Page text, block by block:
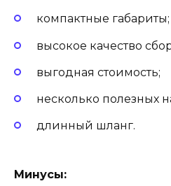
компактные габариты;
высокое качество
выгодная стоимость;
несколько полезных
длинный шланг.
Минусы: